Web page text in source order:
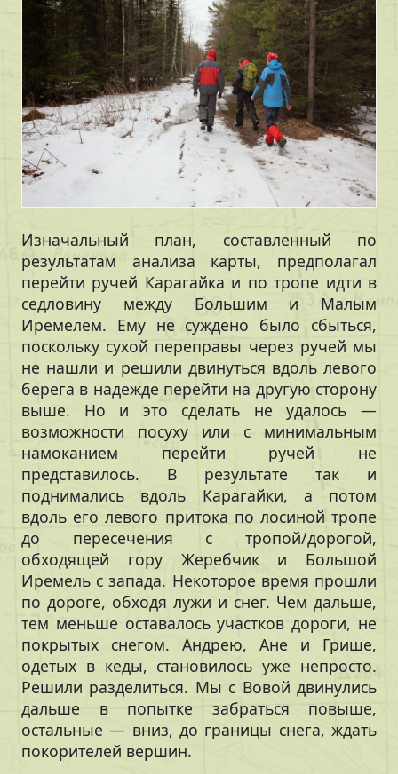
Изначальный план, составленный по
результатам анализа карты, предполагал
перейти ручей Карагайка и по тропе идти в
седловину между Большим и Малым
Иремелем. Ему не суждено было сбыться,
поскольку сухой переправы через ручей мы
не нашли и решили двинуться вдоль левого
берега в надежде перейти на другую сторону
выше. Но и это сделать не удалось —
возможности посуху или с минимальным
намоканием перейти ручей не
представилось. В результате так и
поднимались вдоль Карагайки, а потом
вдоль его левого притока по лосиной тропе
до пересечения с тропой/дорогой,
обходящей гору Жеребчик и Большой
Иремель с запада. Некоторое время прошли
по дороге, обходя лужи и снег. Чем дальше,
тем меньше оставалось участков дороги, не
покрытых снегом. Андрею, Ане и Грише,
одетых в кеды, становилось уже непросто.
Решили разделиться. Мы с Вовой двинулись
дальше в попытке забраться повыше,
остальные — вниз, до границы снега, ждать
покорителей вершин.